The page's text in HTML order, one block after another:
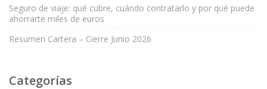
Seguro de viaje: qué cubre, cuándo contratarlo y por qué puede
ahorrarte miles de euros
Resumen Cartera – Cierre Junio 2026
Categorías